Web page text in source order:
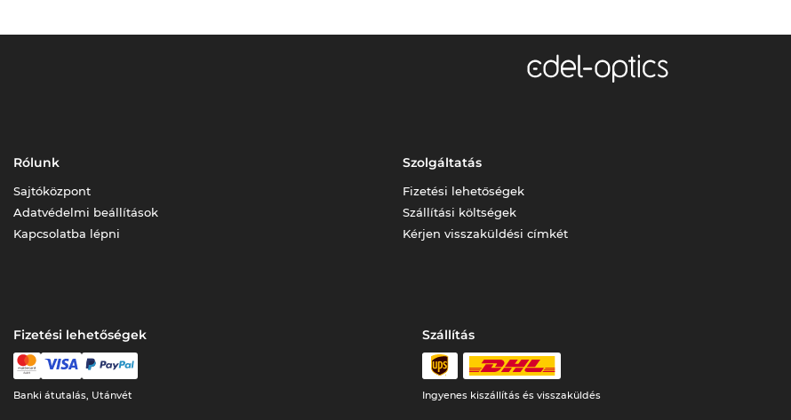
Rólunk
Sajtóközpont
Adatvédelmi beállítások
Kapcsolatba lépni
Szolgáltatás
Fizetési lehetőségek
Szállítási költségek
Kérjen visszaküldési címkét
Fizetési lehetőségek
Banki átutalás, Utánvét
Szállítás
Ingyenes kiszállítás és visszaküldés